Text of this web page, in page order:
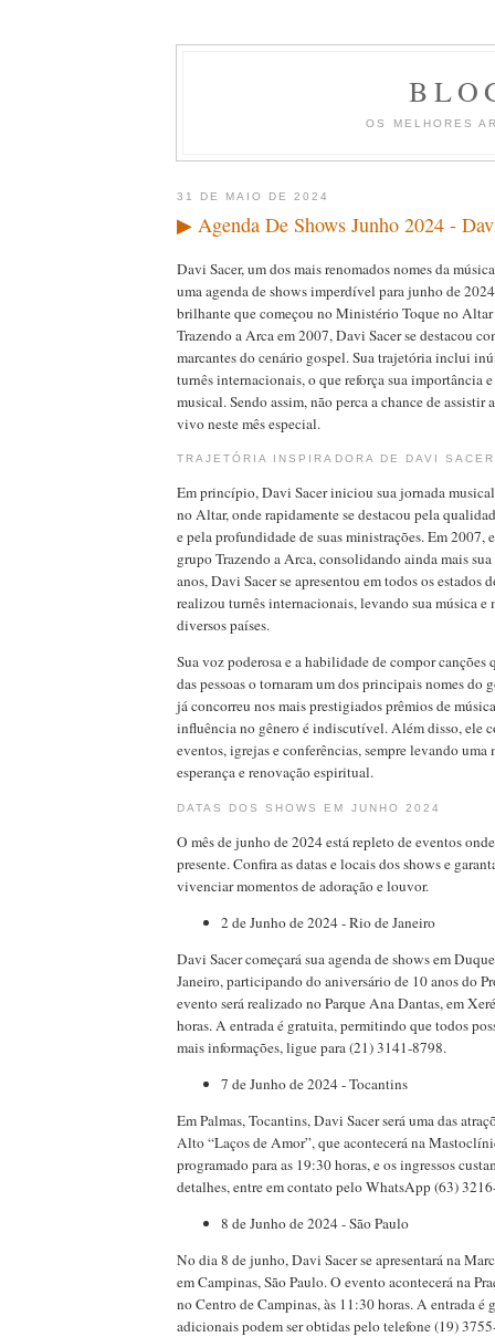
OS MELHORES
31 DE MAIO DE 2024
▶ Agenda De Shows Junho 2024 -
Davi Sacer, um dos mais renomados nomes da
uma agenda de shows imperdível para junho de
brilhante que começou no Ministério Toque no Altar
Trazendo a Arca em 2007, Davi Sacer se destacou
marcantes do cenário gospel. Sua trajetória inclui
turnês internacionais, o que reforça sua importância
musical. Sendo assim, não perca a chance de assistir
vivo neste mês especial.
TRAJETÓRIA INSPIRADORA DE DAVI SACER
Em princípio, Davi Sacer iniciou sua jornada
no Altar, onde rapidamente se destacou pela
e pela profundidade de suas ministrações. Em 2007,
grupo Trazendo a Arca, consolidando ainda mais
anos, Davi Sacer se apresentou em todos os estados
realizou turnês internacionais, levando sua música e
diversos países.
Sua voz poderosa e a habilidade de compor canções
das pessoas o tornaram um dos principais nomes do
já concorreu nos mais prestigiados prêmios de
influência no gênero é indiscutível. Além disso, ele
eventos, igrejas e conferências, sempre levando uma
esperança e renovação espiritual.
DATAS DOS SHOWS EM JUNHO 2024
O mês de junho de 2024 está repleto de eventos
presente. Confira as datas e locais dos shows e
vivenciar momentos de adoração e louvor.
2 de Junho de 2024 - Rio de Janeiro
Davi Sacer começará sua agenda de shows em
Janeiro, participando do aniversário de 10 anos do
evento será realizado no Parque Ana Dantas, em
horas. A entrada é gratuita, permitindo que todos
mais informações, ligue para (21) 3141-8798.
7 de Junho de 2024 - Tocantins
Em Palmas, Tocantins, Davi Sacer será uma das
Alto “Laços de Amor”, que acontecerá na
programado para as 19:30 horas, e os ingressos
detalhes, entre em contato pelo WhatsApp (63)
8 de Junho de 2024 - São Paulo
No dia 8 de junho, Davi Sacer se apresentará na
em Campinas, São Paulo. O evento acontecerá na
no Centro de Campinas, às 11:30 horas. A entrada é
adicionais podem ser obtidas pelo telefone (19)